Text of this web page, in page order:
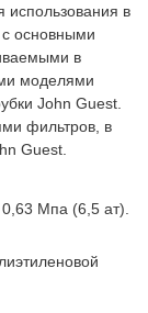
использования в
с основными
в
моделями
John Guest.
фильтров, в
Guest.
Мпа (6,5 ат).